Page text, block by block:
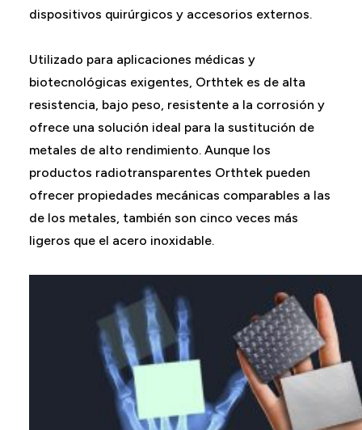
dispositivos quirúrgicos y accesorios externos.
Utilizado para aplicaciones médicas y
biotecnológicas exigentes, Orthtek es de alta
resistencia, bajo peso, resistente a la corrosión y
ofrece una solución ideal para la sustitución de
metales de alto rendimiento. Aunque los
productos radiotransparentes Orthtek pueden
ofrecer propiedades mecánicas comparables a las
de los metales, también son cinco veces más
ligeros que el acero inoxidable.